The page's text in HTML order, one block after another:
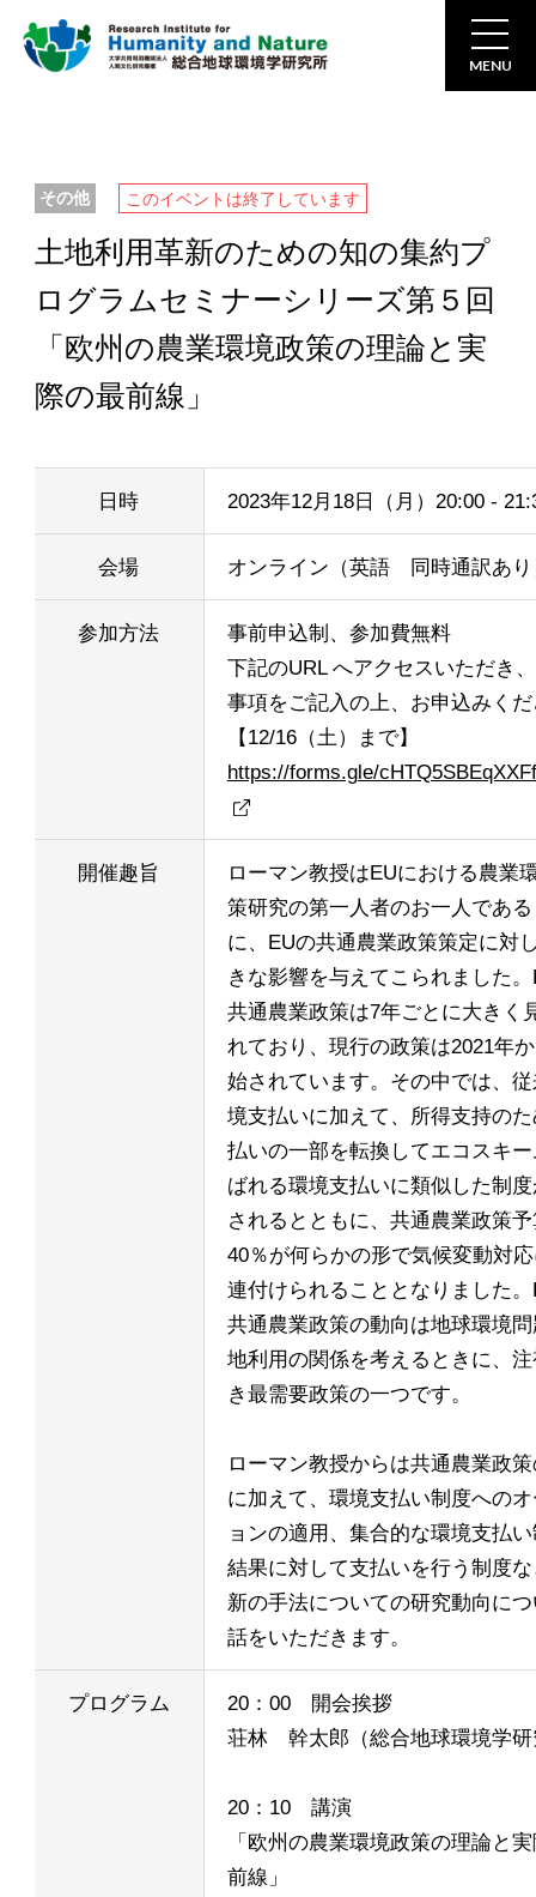
MENU
その他 このイベントは終了しています
土地利用革新のための知の集約プ
ログラムセミナーシリーズ第５回
「欧州の農業環境政策の理論と実
際の最前線」
日時 2023年12月18日（月）20:00 -
会場 オンライン（英語 同時通訳あり
参加方法
事前申込制、参加費無料
下記のURL へアクセスいただき
事項をご記入の上、お申込みく
【12/16（土）まで】
https://forms.gle/
開催趣旨
ローマン教授はEUにおける農業
策研究の第一人者のお一人であ
に、EUの共通農業政策策定に対
きな影響を与えてこられました
共通農業政策は7年ごとに大きく
れており、現行の政策は2021年
始されています。その中では、
境支払いに加えて、所得支持の
払いの一部を転換してエコスキ
ばれる環境支払いに類似した制
されるとともに、共通農業政策
40％が何らかの形で気候変動対
連付けられることとなりました
共通農業政策の動向は地球環境
地利用の関係を考えるときに、
き最需要政策の一つです。
ローマン教授からは共通農業政
に加えて、環境支払い制度への
ョンの適用、集合的な環境支払
結果に対して支払いを行う制度
新の手法についての研究動向に
話をいただきます。
プログラム
20：00 開会挨拶
荘林 幹太郎（総合地球環境学研
20：10 講演
「欧州の農業環境政策の理論と
前線」